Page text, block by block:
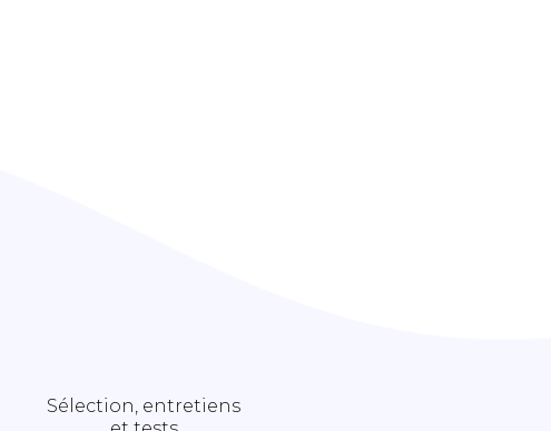
Sélection, entretiens